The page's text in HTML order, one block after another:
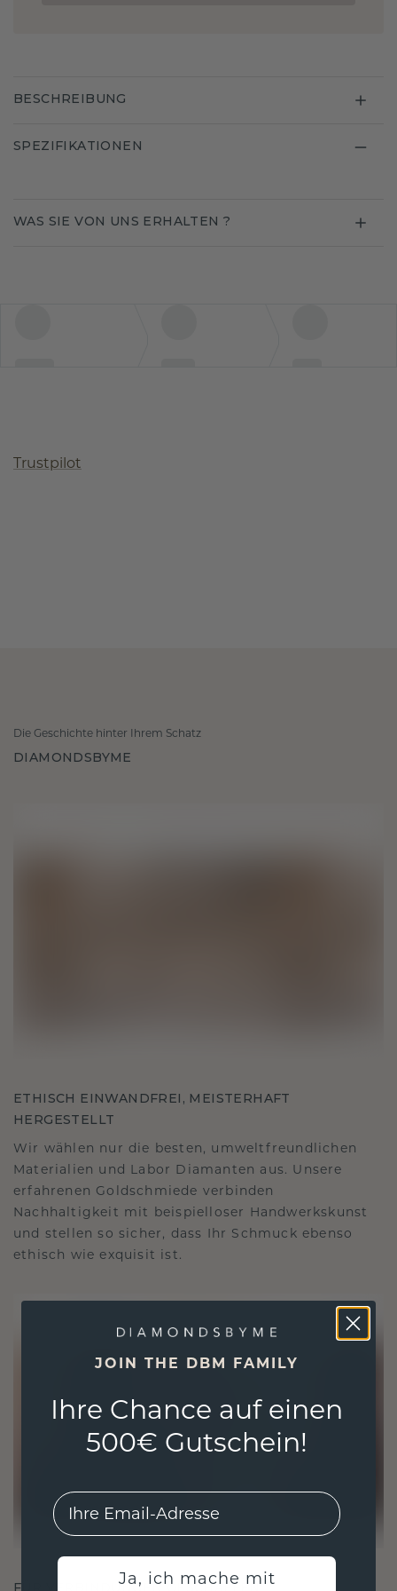
BESCHREIBUNG
SPEZIFIKATIONEN
WAS SIE VON UNS ERHALTEN ?
Trustpilot
Die Geschichte hinter Ihrem Schatz
DIAMONDSBYME
ETHISCH EINWANDFREI, MEISTERHAFT
HERGESTELLT
Wir wählen nur die besten, umweltfreundlichen
Materialien und Labor Diamanten aus. Unsere
erfahrenen Goldschmiede verbinden
Nachhaltigkeit mit beispielloser Handwerkskunst
und stellen so sicher, dass Ihr Schmuck ebenso
ethisch wie exquisit ist.
FÜR VERBINDUNGEN GESCHAFFEN
JOIN THE DBM FAMILY
Ihre Chance auf einen
500€ Gutschein!
EMail
Ja, ich mache mit